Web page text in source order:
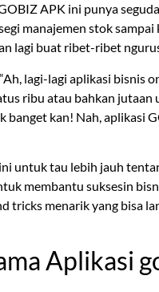
APK ini punya
manajemen stok
lagi buat ribet-ribet
lagi-lagi aplikasi bisnis
ribu atau bahkan
banget kan! Nah,
untuk tau lebih jauh
membantu suksesin
tricks menarik yang bisa
Aplikasi